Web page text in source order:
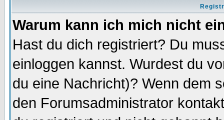
Warum kann ich mich nicht
Hast du dich registriert? Du
einloggen kannst. Wurdest du
du eine Nachricht)? Wenn dem
den Forumsadministrator